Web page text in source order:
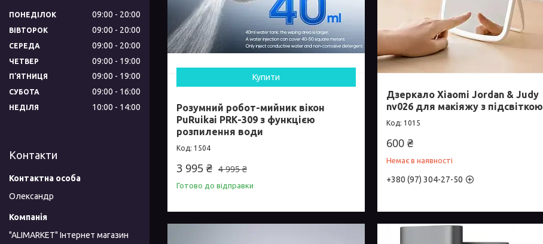
Купити
Розумний робот-мийник вікон
PuRuikai PRK-309 з функцією
розпилення води
1504
4 995 ₴
3 995 ₴
Готово до відправки
Дзеркало Xiaomi Jordan & Judy
nv026 для макіяжу з підсвіткою
1015
600 ₴
Немає в наявності
+380 (97) 304-27-50
ПОНЕДІЛОК 09:00 20:00
ВІВТОРОК 09:00 20:00
СЕРЕДА 09:00 20:00
ЧЕТВЕР 09:00 19:00
ПʼЯТНИЦЯ 09:00 19:00
СУБОТА 09:00 16:00
НЕДІЛЯ 10:00 14:00
Контакти
Олександр
"ALIMARKET" Інтернет магазин